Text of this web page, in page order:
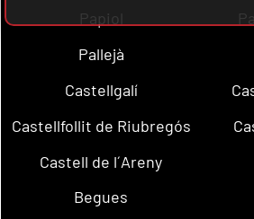
Papiol
Pallejà
Castellgalí
Castellfollit de Riubregós
Castell de l´Areny
Begues